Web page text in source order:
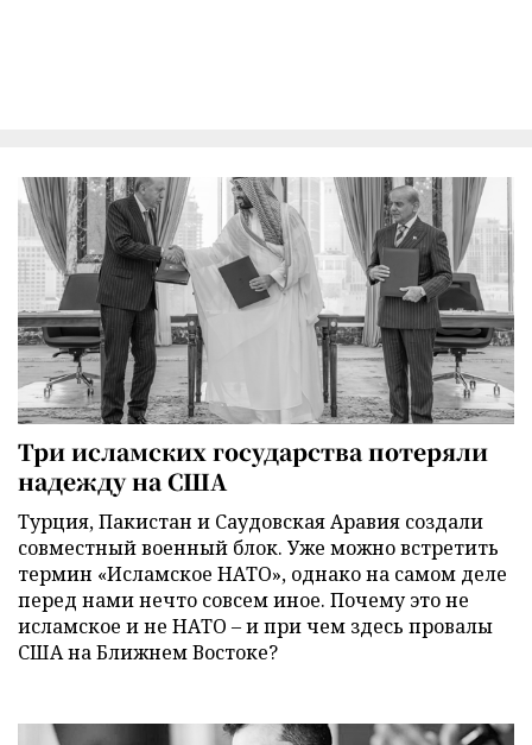
Три исламских государства потеряли
надежду на США
Турция, Пакистан и Саудовская Аравия создали
совместный военный блок. Уже можно встретить
термин «Исламское НАТО», однако на самом деле
перед нами нечто совсем иное. Почему это не
исламское и не НАТО – и при чем здесь провалы
США на Ближнем Востоке?